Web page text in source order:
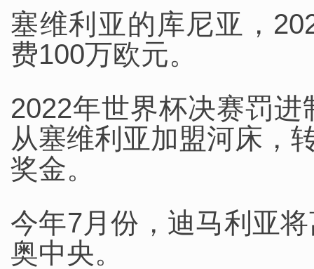
塞维利亚的库尼亚，
费100万欧元。
2022年世界杯决赛罚
从塞维利亚加盟河床，
奖金。
今年7月份，迪马利亚
奥中央。